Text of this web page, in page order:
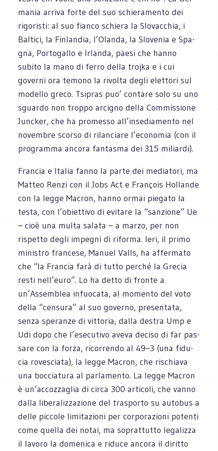
ma­nia arriva forte del suo schie­ra­mento dei
rigo­ri­sti: al suo fianco schiera la Slo­vac­chia, i
Bal­tici, la Fin­lan­dia, l’Olanda, la Slo­ve­nia e Spa­
gna, Por­to­gallo e Irlanda, paesi che hanno
subito la mano di ferro della tro­jka e i cui
governi ora temono la rivolta degli elet­tori sul
modello greco. Tsi­pras puo’ con­tare solo su uno
sguardo non troppo arci­gno della Com­mis­sione
Junc­ker, che ha pro­messo all’insediamento nel
novem­bre scorso di rilan­ciare l’economia (con il
pro­gramma ancora fan­ta­sma dei 315 miliardi).
Fran­cia e Ita­lia fanno la parte dei media­tori, ma
Mat­teo Renzi con il Jobs Act e Fra­nçois Hol­lande
con la legge Macron, hanno ormai pie­gato la
testa, con l’obiettivo di evi­tare la “san­zione” Ue
– cioè una multa salata – a marzo, per non
rispetto degli impe­gni di riforma. Ieri, il primo
mini­stro fran­cese, Manuel Valls, ha affer­mato
che “la Fran­cia farà di tutto per­ché la Gre­cia
resti nell’euro”. Lo ha detto di fronte a
un’Assemblea infuo­cata, al momento del voto
della “cen­sura” al suo governo, pre­sen­tata,
senza spe­ranze di vit­to­ria, dalla destra Ump e
Udi dopo che l’esecutivo aveva deciso di far pas­
sare con la forza, ricor­rendo al 49–3 (una fidu­
cia rove­sciata), la legge Macron, che rischiava
una boc­cia­tura al par­la­mento. La legge Macron
è un’accozzaglia di circa 300 arti­coli, che vanno
dalla libe­ra­liz­za­zione del tra­sporto su auto­bus a
delle pic­cole limi­ta­zioni per cor­po­ra­zioni potenti
come quella dei notai, ma soprat­tutto lega­lizza
il lavoro la dome­nica e riduce ancora il diritto